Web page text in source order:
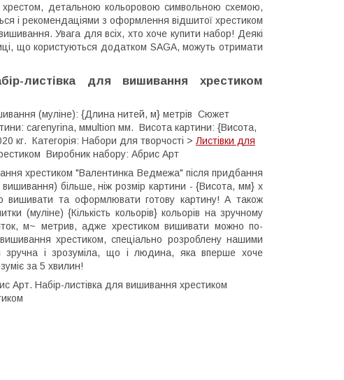
детальною кольоровою символьною схемою,
і рекомендаціями з оформлення відшитої хрестиком
Увага для всіх, хто хоче купити набор! Деякі
що користуються додатком SAGA, можуть отримати
листівка для вишивання хрестиком
(муліне): {Длина нитей, м} метрів Сюжет
carenyrina, ммultion мм. Висота картини: {Висота,
кг. Категорія: Набори для творчості > Листівки для
Виробник набору: Абрис Арт
хрестиком "Валентинка Ведмежа" після придбання
більше, ніж розмір картини - {Висота, мм} х
та оформлювати готову картину! А також
(муліне) {Кількість кольорів} кольорів на зручному
м~ метрив, адже хрестиком вишивати можно по-
хрестиком, спеціально розроблену нашими
зручна і зрозуміла, що і людина, яка вперше хоче
за 5 хвилин!
Арт. Набір-листівка для вишивання хрестиком